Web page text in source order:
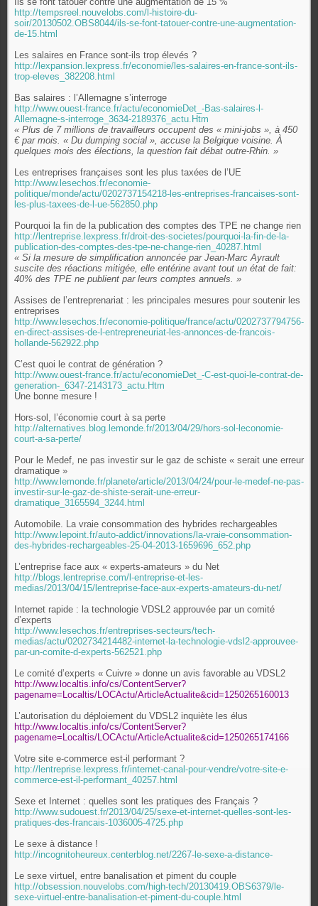
http://tempsreel.nouvelobs.com/l-histoire-du-
soir/20130502.OBS8044/ils-se-font-tatouer-contre-une-augmentation-
de-15.html
Les salaires en France sont-ils trop élevés ?
http://lexpansion.lexpress.fr/economie/les-salaires-en-france-sont-ils-
trop-eleves_382208.html
Bas salaires : l’Allemagne s’interroge
http://www.ouest-france.fr/actu/economieDet_-Bas-salaires-l-
Allemagne-s-interroge_3634-2189376_actu.Htm
« Plus de 7 millions de travailleurs occupent des « mini-jobs », à 450
€ par mois. « Du dumping social », accuse la Belgique voisine. À
quelques mois des élections, la question fait débat outre-Rhin. »
Les entreprises françaises sont les plus taxées de l’UE
http://www.lesechos.fr/economie-
politique/monde/actu/0202737154218-les-entreprises-francaises-sont-
les-plus-taxees-de-l-ue-562850.php
Pourquoi la fin de la publication des comptes des TPE ne change rien
http://lentreprise.lexpress.fr/droit-des-societes/pourquoi-la-fin-de-la-
publication-des-comptes-des-tpe-ne-change-rien_40287.html
« Si la mesure de simplification annoncée par Jean-Marc Ayrault
suscite des réactions mitigée, elle entérine avant tout un état de fait:
40% des TPE ne publient par leurs comptes annuels. »
Assises de l’entreprenariat : les principales mesures pour soutenir les
entreprises
http://www.lesechos.fr/economie-politique/france/actu/0202737794756-
en-direct-assises-de-l-entrepreneuriat-les-annonces-de-francois-
hollande-562922.php
C’est quoi le contrat de génération ?
http://www.ouest-france.fr/actu/economieDet_-C-est-quoi-le-contrat-de-
generation-_6347-2143173_actu.Htm
Une bonne mesure !
Hors-sol, l’économie court à sa perte
http://alternatives.blog.lemonde.fr/2013/04/29/hors-sol-leconomie-
court-a-sa-perte/
Pour le Medef, ne pas investir sur le gaz de schiste « serait une erreur
dramatique »
http://www.lemonde.fr/planete/article/2013/04/24/pour-le-medef-ne-pas-
investir-sur-le-gaz-de-shiste-serait-une-erreur-
dramatique_3165594_3244.html
Automobile. La vraie consommation des hybrides rechargeables
http://www.lepoint.fr/auto-addict/innovations/la-vraie-consommation-
des-hybrides-rechargeables-25-04-2013-1659696_652.php
L’entreprise face aux « experts-amateurs » du Net
http://blogs.lentreprise.com/l-entreprise-et-les-
medias/2013/04/15/lentreprise-face-aux-experts-amateurs-du-net/
Internet rapide : la technologie VDSL2 approuvée par un comité
d’experts
http://www.lesechos.fr/entreprises-secteurs/tech-
medias/actu/0202734214482-internet-la-technologie-vdsl2-approuvee-
par-un-comite-d-experts-562521.php
Le comité d’experts « Cuivre » donne un avis favorable au VDSL2
http://www.localtis.info/cs/ContentServer?
pagename=Localtis/LOCActu/ArticleActualite&cid=1250265160013
L’autorisation du déploiement du VDSL2 inquiète les élus
http://www.localtis.info/cs/ContentServer?
pagename=Localtis/LOCActu/ArticleActualite&cid=1250265174166
Votre site e-commerce est-il performant ?
http://lentreprise.lexpress.fr/internet-canal-pour-vendre/votre-site-e-
commerce-est-il-performant_40257.html
Sexe et Internet : quelles sont les pratiques des Français ?
http://www.sudouest.fr/2013/04/25/sexe-et-internet-quelles-sont-les-
pratiques-des-francais-1036005-4725.php
Le sexe à distance !
http://incognitoheureux.centerblog.net/2267-le-sexe-a-distance-
Le sexe virtuel, entre banalisation et piment du couple
http://obsession.nouvelobs.com/high-tech/20130419.OBS6379/le-
sexe-virtuel-entre-banalisation-et-piment-du-couple.html